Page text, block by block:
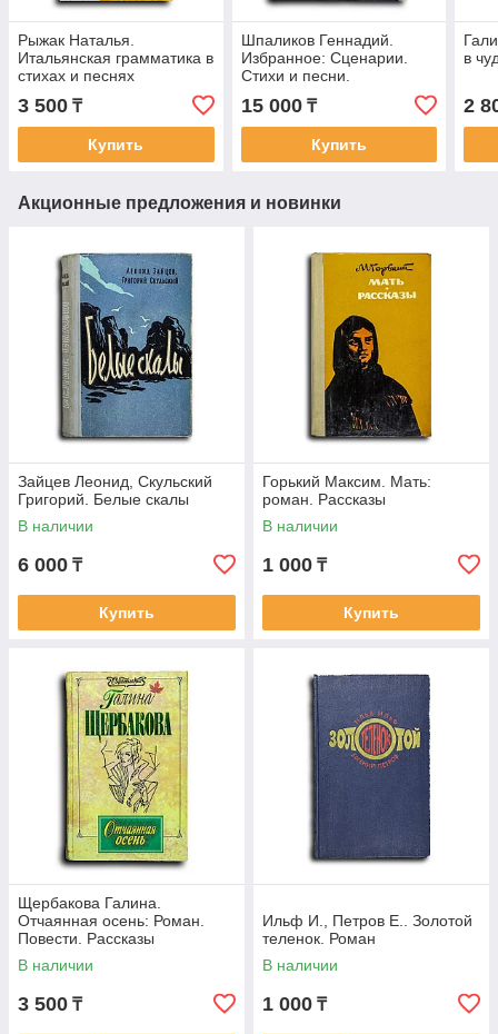
Рыжак Наталья.
Итальянская грамматика в
стихах и песнях
3 500 ₸
Купить
Шпаликов Геннадий.
Избранное: Сценарии.
Стихи и песни.
Разрозненные заметки
15 000₸
Купить
в
2
Акционные предложения и новинки
Зайцев Леонид, Скульский
Григорий. Белые скалы
В наличии
6 000 ₸
Купить
Горький Максим. Мать:
роман. Рассказы
В наличии
1 000 ₸
Купить
Щербакова Галина.
Отчаянная осень: Роман.
Повести. Рассказы
В наличии
3 500 ₸
Ильф И., Петров Е.. Золотой
теленок. Роман
В наличии
1 000 ₸